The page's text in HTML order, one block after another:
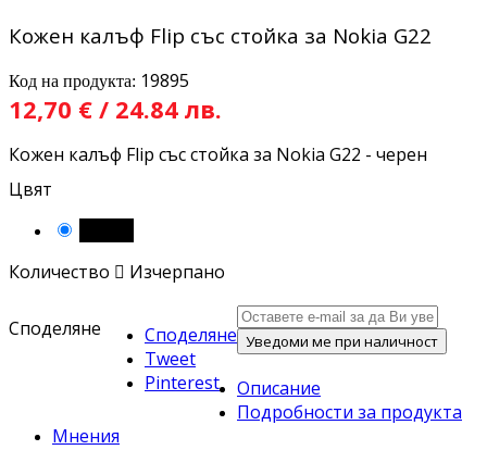
Кожен калъф Flip със стойка за Nokia G22
Код на продукта: 19895
12,70 € / 24.84 лв.
Кожен калъф Flip със стойка за Nokia G22 - черен
Цвят
Количество  Изчерпано
Споделяне
Споделяне
Tweet
Pinterest
Уведоми ме при наличност
Описание
Подробности за продукта
Мнения